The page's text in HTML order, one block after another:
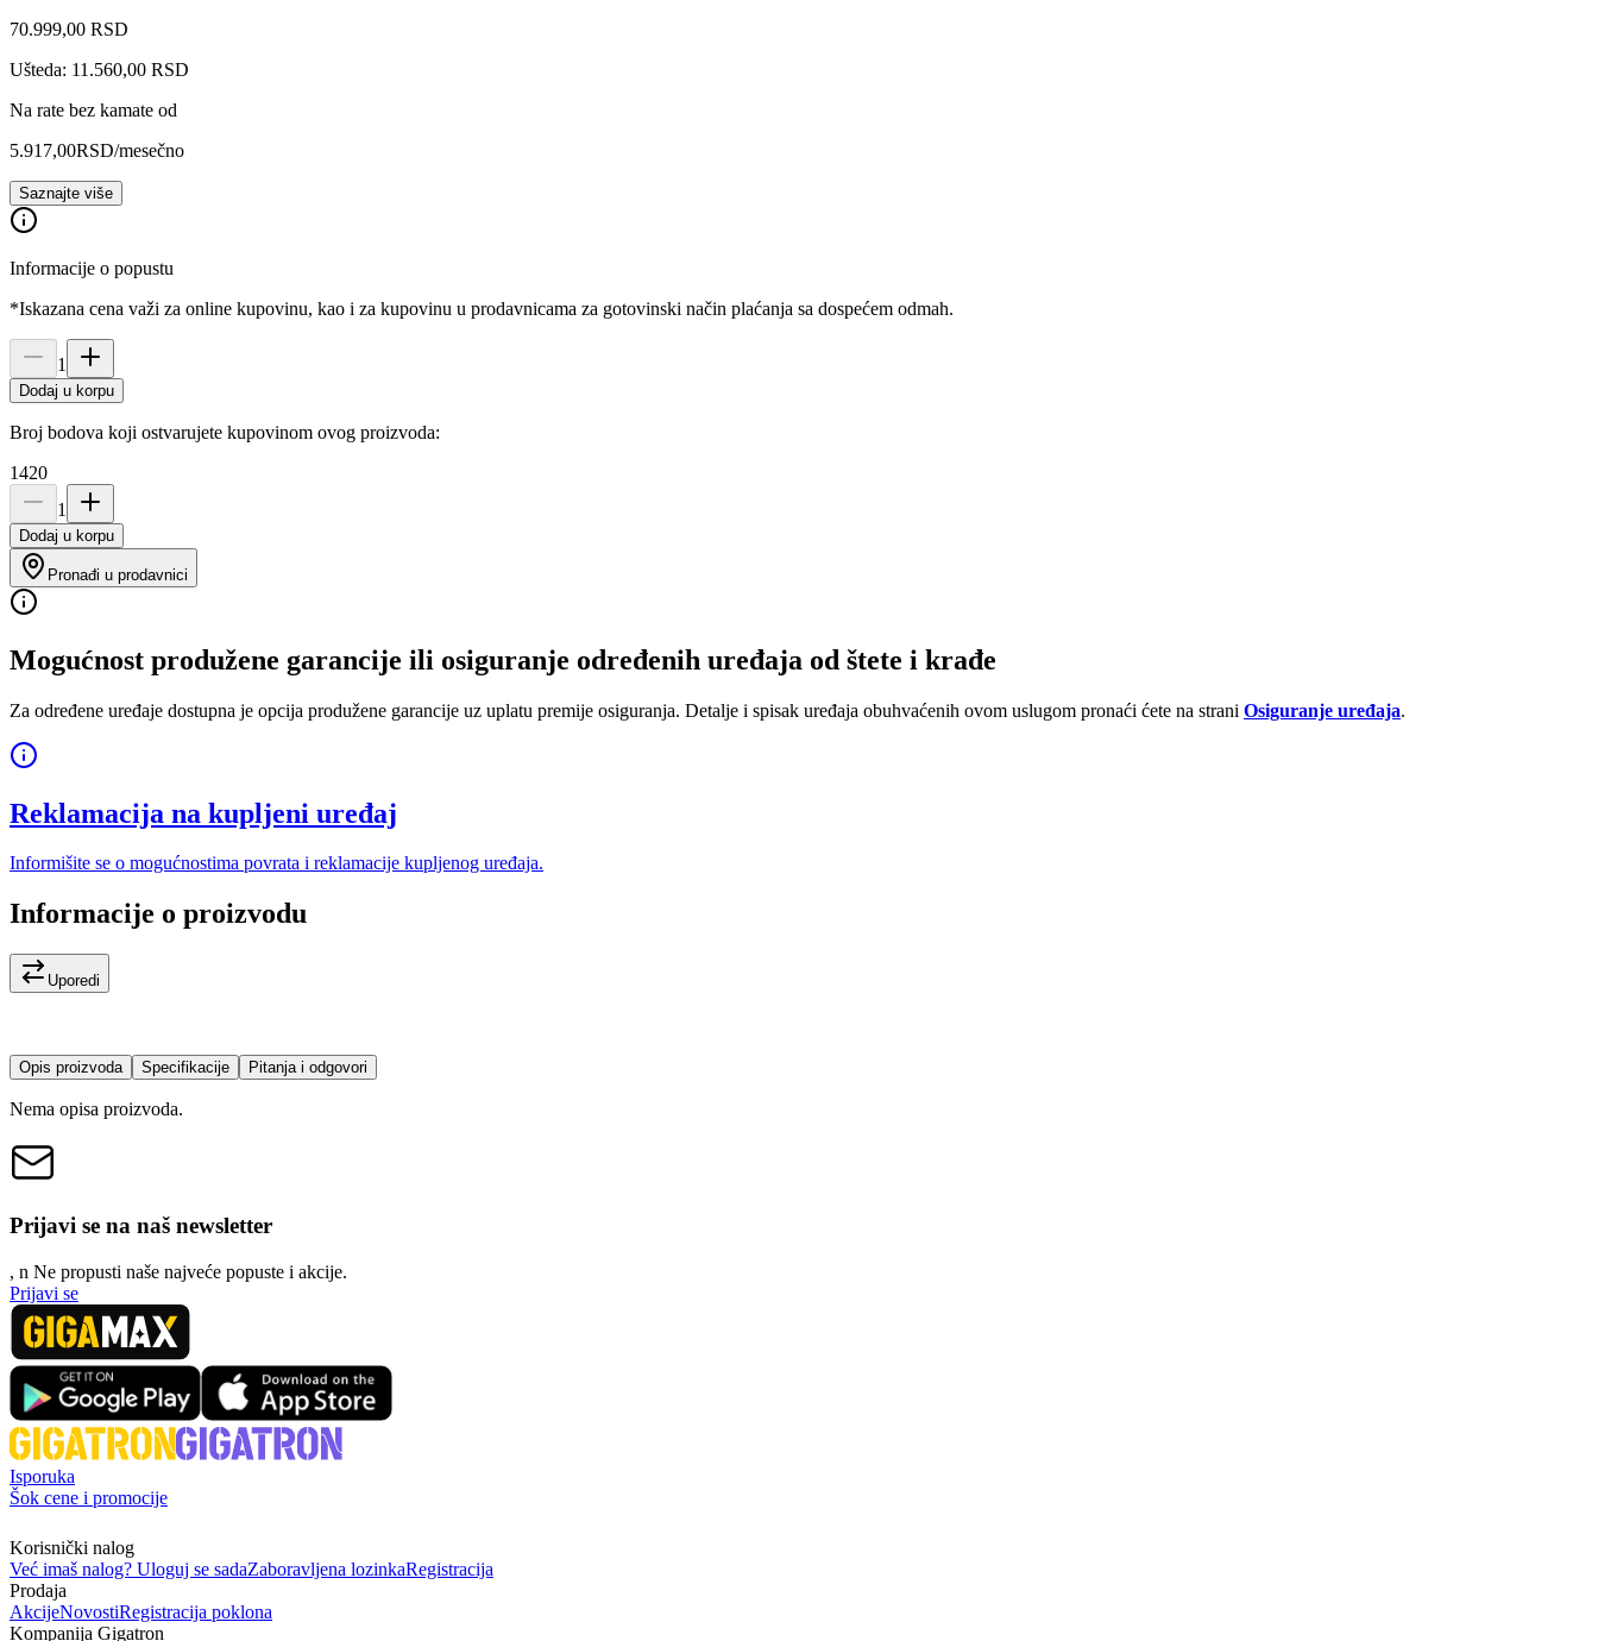
70.999,00 RSD
Ušteda: 11.560,00 RSD
Na rate bez kamate od
5.917,00RSD/mesečno
Saznajte više
Informacije o popustu
*Iskazana cena važi za online kupovinu, kao i za kupovinu u prodavnicama za gotovinski način plaćanja sa dospećem odmah.
1
Dodaj u korpu
Broj bodova koji ostvarujete kupovinom ovog proizvoda:
1420
1
Dodaj u korpu
Pronađi u prodavnici
Mogućnost produžene garancije ili osiguranje određenih uređaja od štete i krađe
Za određene uređaje dostupna je opcija produžene garancije uz uplatu premije osiguranja. Detalje i spisak uređaja obuhvaćenih ovom uslugom pronaći ćete na strani Osiguranje uređaja.
Reklamacija na kupljeni uređaj
Informišite se o mogućnostima povrata i reklamacije kupljenog uređaja.
Informacije o proizvodu
Uporedi
Opis proizvoda Specifikacije Pitanja i odgovori
Nema opisa proizvoda.
Prijavi se na naš newsletter
, n Ne propusti naše najveće popuste i akcije.
Prijavi se
Isporuka
Šok cene i promocije
Korisnički nalog
Već imaš nalog? Uloguj se sadaZaboravljena lozinkaRegistracija
Prodaja
AkcijeNovostiRegistracija poklona
Kompanija Gigatron